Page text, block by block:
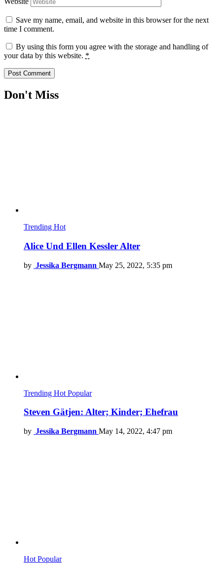
Save my name, email, and website in this browser for the next
time I comment.
By using this form you agree with the storage and handling of
your data by this website. *
Don't Miss
Trending Hot
Alice Und Ellen Kessler Alter
by Jessika Bergmann May 25, 2022, 5:35 pm
Trending Hot Popular
Steven Gätjen: Alter; Kinder; Ehefrau
by Jessika Bergmann May 14, 2022, 4:47 pm
Hot Popular